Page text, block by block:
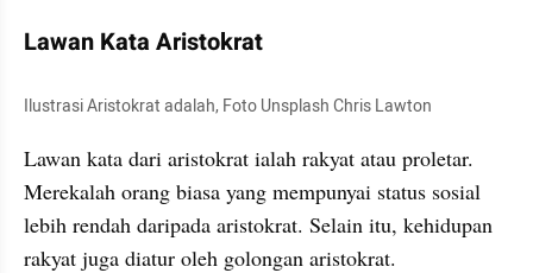
Lawan Kata Aristokrat
Ilustrasi Aristokrat adalah, Foto Unsplash Chris Lawton
Lawan kata dari aristokrat ialah rakyat atau proletar.
Merekalah orang biasa yang mempunyai status sosial
lebih rendah daripada aristokrat. Selain itu, kehidupan
rakyat juga diatur oleh golongan aristokrat.